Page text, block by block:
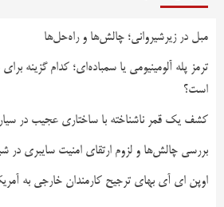
مبل در زیرشیروانی؛ چالش‌ها و راه‌حل‌ها
ترمز پله آلومینیومی یا سمباده‌ای؛ کدام گزینه
است؟
کشف یک قمر ناشناخته با ساختاری عجیب در
بررسی چالش‌ها و لزوم ارتقای امنیت سایبری در
اوپن ای آی بهای ترجیح کارمندان خارجی به